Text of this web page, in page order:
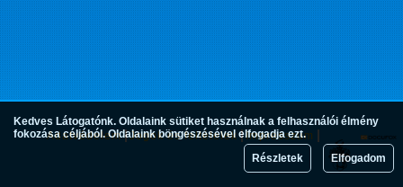
Impresszum
Jogok és feltételek
Adatvédelem
Kedves Látogatónk. Oldalaink sütiket használnak a felhasználói élmény
fokozása céljából. Oldalaink böngészésével elfogadja ezt.
Részletek
Elfogadom